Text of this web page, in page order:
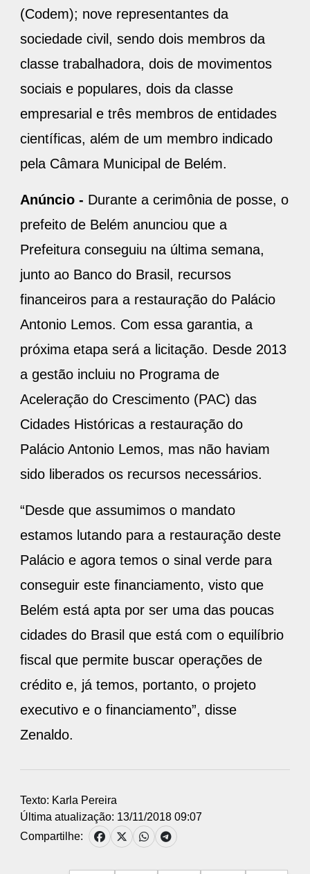
(Codem); nove representantes da
sociedade civil, sendo dois membros da
classe trabalhadora, dois de movimentos
sociais e populares, dois da classe
empresarial e três membros de entidades
científicas, além de um membro indicado
pela Câmara Municipal de Belém.
Anúncio - Durante a cerimônia de posse, o
prefeito de Belém anunciou que a
Prefeitura conseguiu na última semana,
junto ao Banco do Brasil, recursos
financeiros para a restauração do Palácio
Antonio Lemos. Com essa garantia, a
próxima etapa será a licitação. Desde 2013
a gestão incluiu no Programa de
Aceleração do Crescimento (PAC) das
Cidades Históricas a restauração do
Palácio Antonio Lemos, mas não haviam
sido liberados os recursos necessários.
“Desde que assumimos o mandato
estamos lutando para a restauração deste
Palácio e agora temos o sinal verde para
conseguir este financiamento, visto que
Belém está apta por ser uma das poucas
cidades do Brasil que está com o equilíbrio
fiscal que permite buscar operações de
crédito e, já temos, portanto, o projeto
executivo e o financiamento”, disse
Zenaldo.
Texto: Karla Pereira
Última atualização: 13/11/2018 09:07
Compartilhe: